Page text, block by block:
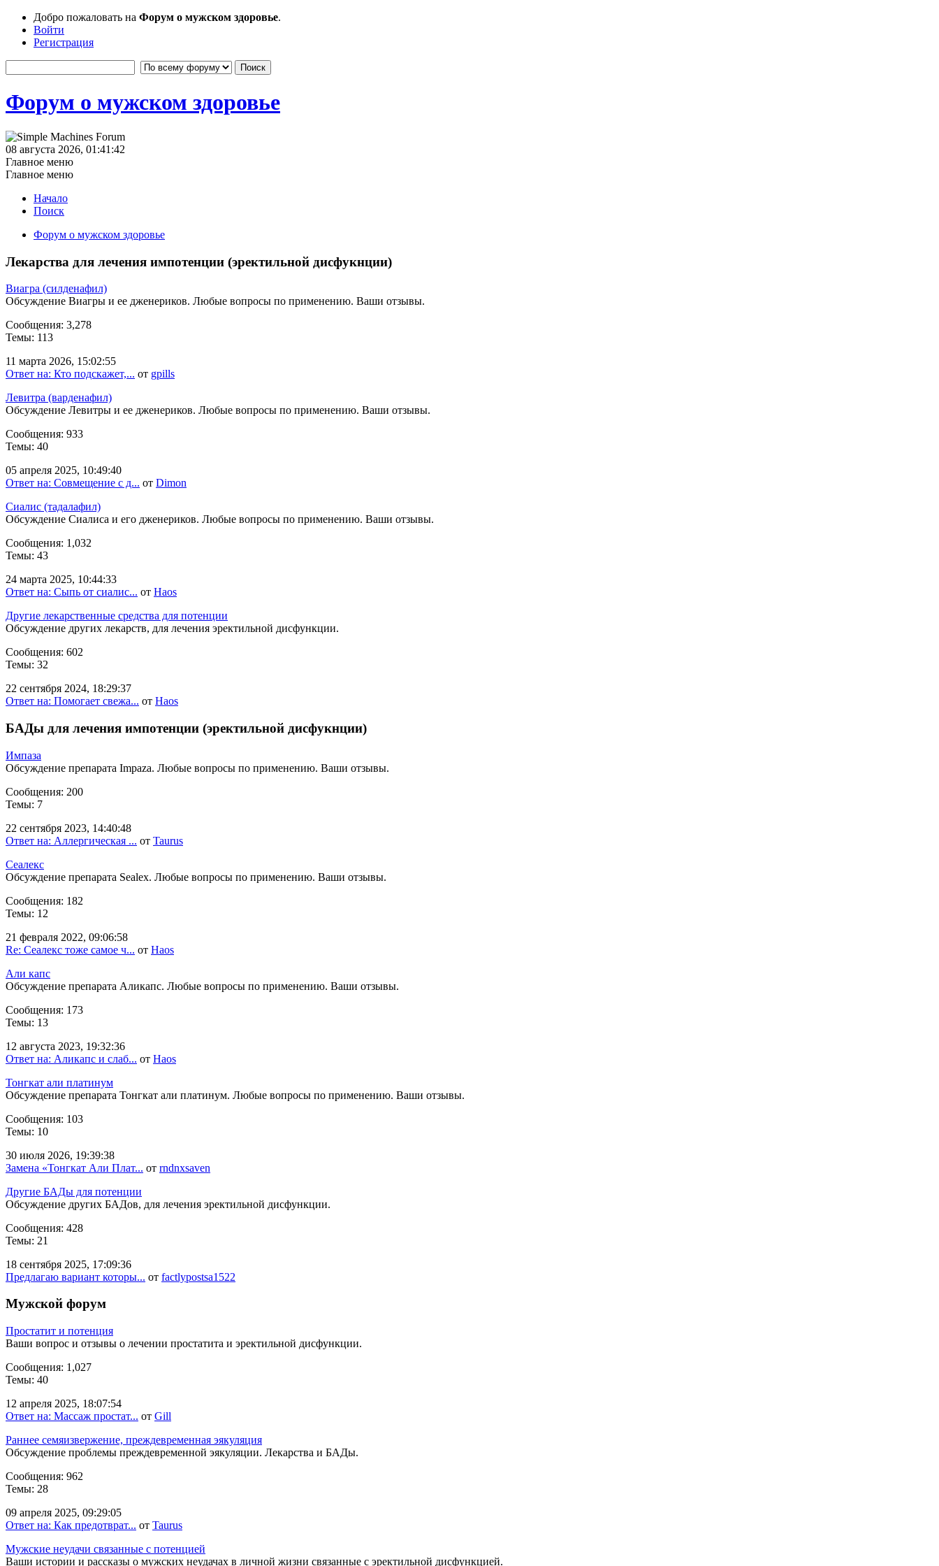
Добро пожаловать на Форум о мужском здоровье.
Войти
Регистрация
Форум о мужском здоровье
08 августа 2026, 01:41:42
Главное меню
Главное меню
Начало
Поиск
Форум о мужском здоровье
Лекарства для лечения импотенции (эректильной дисфукнции)
Виагра (силденафил)
Обсуждение Виагры и ее дженериков. Любые вопросы по применению. Ваши отзывы.
Сообщения: 3,278
Темы: 113
11 марта 2026, 15:02:55
Ответ на: Кто подскажет,... от gpills
Левитра (варденафил)
Обсуждение Левитры и ее дженериков. Любые вопросы по применению. Ваши отзывы.
Сообщения: 933
Темы: 40
05 апреля 2025, 10:49:40
Ответ на: Совмещение с д... от Dimon
Сиалис (тадалафил)
Обсуждение Сиалиса и его дженериков. Любые вопросы по применению. Ваши отзывы.
Сообщения: 1,032
Темы: 43
24 марта 2025, 10:44:33
Ответ на: Сыпь от сиалис... от Haos
Другие лекарственные средства для потенции
Обсуждение других лекарств, для лечения эректильной дисфункции.
Сообщения: 602
Темы: 32
22 сентября 2024, 18:29:37
Ответ на: Помогает свежа... от Haos
БАДы для лечения импотенции (эректильной дисфукнции)
Импаза
Обсуждение препарата Impaza. Любые вопросы по применению. Ваши отзывы.
Сообщения: 200
Темы: 7
22 сентября 2023, 14:40:48
Ответ на: Аллергическая ... от Taurus
Сеалекс
Обсуждение препарата Sealex. Любые вопросы по применению. Ваши отзывы.
Сообщения: 182
Темы: 12
21 февраля 2022, 09:06:58
Re: Сеалекс тоже самое ч... от Haos
Али капс
Обсуждение препарата Аликапс. Любые вопросы по применению. Ваши отзывы.
Сообщения: 173
Темы: 13
12 августа 2023, 19:32:36
Ответ на: Аликапс и слаб... от Haos
Тонгкат али платинум
Обсуждение препарата Тонгкат али платинум. Любые вопросы по применению. Ваши отзывы.
Сообщения: 103
Темы: 10
30 июля 2026, 19:39:38
Замена «Тонгкат Али Плат... от rndnxsaven
Другие БАДы для потенции
Обсуждение других БАДов, для лечения эректильной дисфункции.
Сообщения: 428
Темы: 21
18 сентября 2025, 17:09:36
Предлагаю вариант которы... от factlypostsa1522
Мужской форум
Простатит и потенция
Ваши вопрос и отзывы о лечении простатита и эректильной дисфункции.
Сообщения: 1,027
Темы: 40
12 апреля 2025, 18:07:54
Ответ на: Массаж простат... от Gill
Раннее семяизвержение, преждевременная эякуляция
Обсуждение проблемы преждевременной эякуляции. Лекарства и БАДы.
Сообщения: 962
Темы: 28
09 апреля 2025, 09:29:05
Ответ на: Как предотврат... от Taurus
Мужские неудачи связанные с потенцией
Ваши истории и рассказы о мужских неудачах в личной жизни связанные с эректильной дисфункцией.